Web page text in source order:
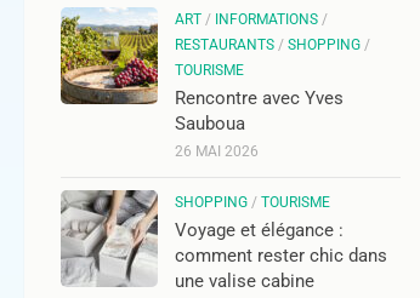
ART / INFORMATIONS /
RESTAURANTS / SHOPPING /
TOURISME
Rencontre avec Yves
Sauboua
26 MAI 2026
SHOPPING / TOURISME
Voyage et élégance :
comment rester chic dans
une valise cabine